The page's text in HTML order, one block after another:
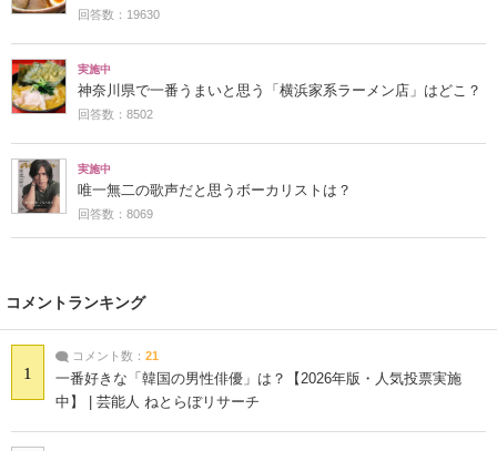
回答数：19630
実施中
神奈川県で一番うまいと思う「横浜家系ラーメン店」はどこ？
回答数：8502
実施中
唯一無二の歌声だと思うボーカリストは？
回答数：8069
コメントランキング
1
コメント数： 21
一番好きな「韓国の男性俳優」は？【2026年版・人気投票実施
中】 | 芸能人 ねとらぼリサーチ